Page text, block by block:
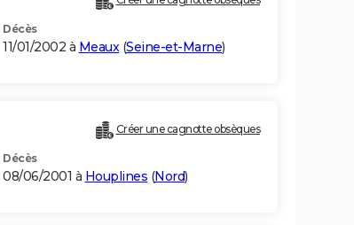
Décès
11/01/2002 à Meaux(Seine-et-Marne)
Créer une cagnotte obsèques
Décès
08/06/2001 à Houplines (Nord)